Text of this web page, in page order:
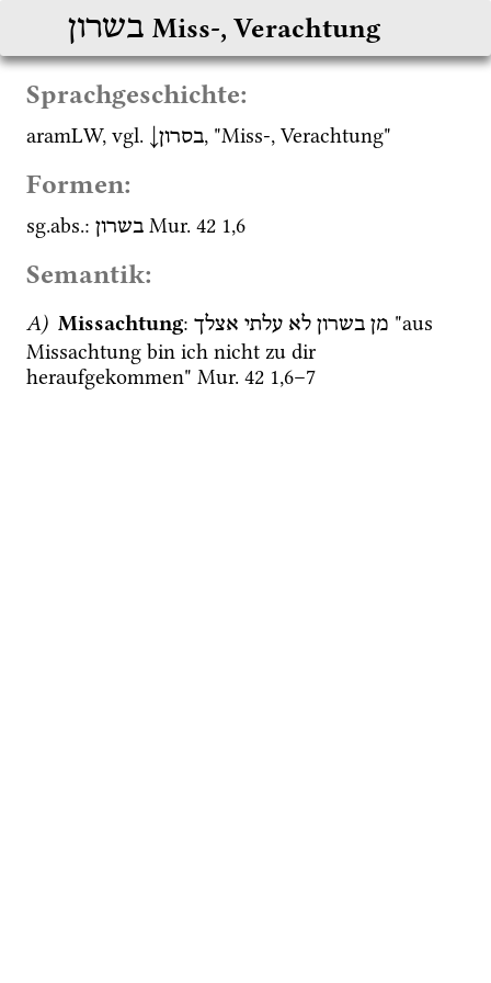
בשרון Miss-, Verachtung
Sprachgeschichte:
aramLW, vgl. בסרון, "Miss-, Verachtung"
Formen:
sg.abs.: בשרון Mur. 42 1,6
Semantik:
A) Missachtung: מן בשרון לא עלתי אצלך
"aus
Missachtung bin ich nicht zu dir
heraufgekommen" Mur. 42 1,6–7